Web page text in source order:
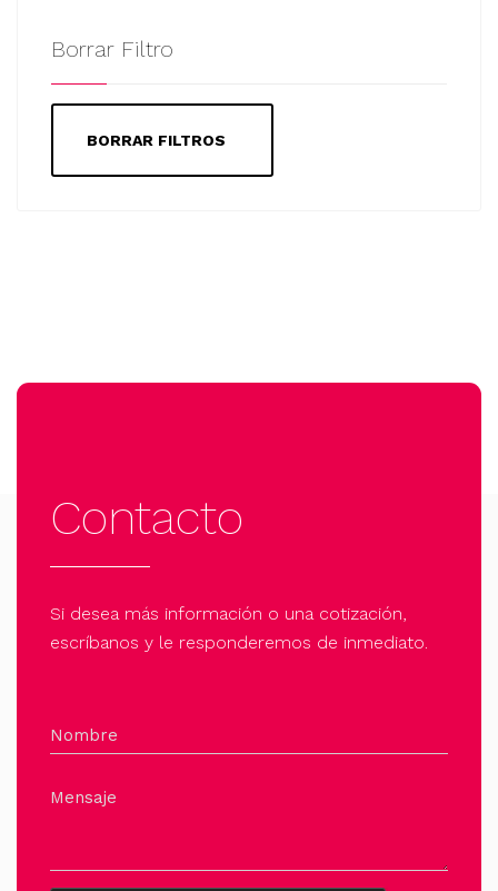
Borrar Filtro
BORRAR FILTROS
Contacto
Si desea más información o una cotización,
escríbanos y le responderemos de inmediato.
Nombre
Mensaje